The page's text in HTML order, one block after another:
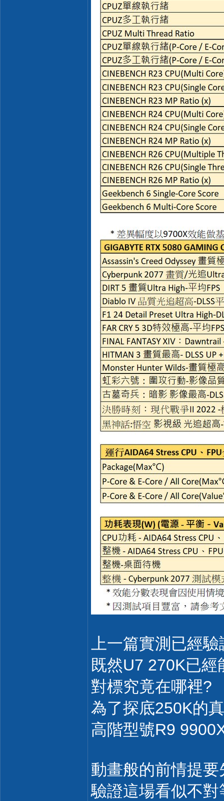
上一篇實測已經
既然U7 270K已
對標究竟在哪裡?
為了探底250K的
高階型號R9
動畫般的前情提
驗證這場看似不